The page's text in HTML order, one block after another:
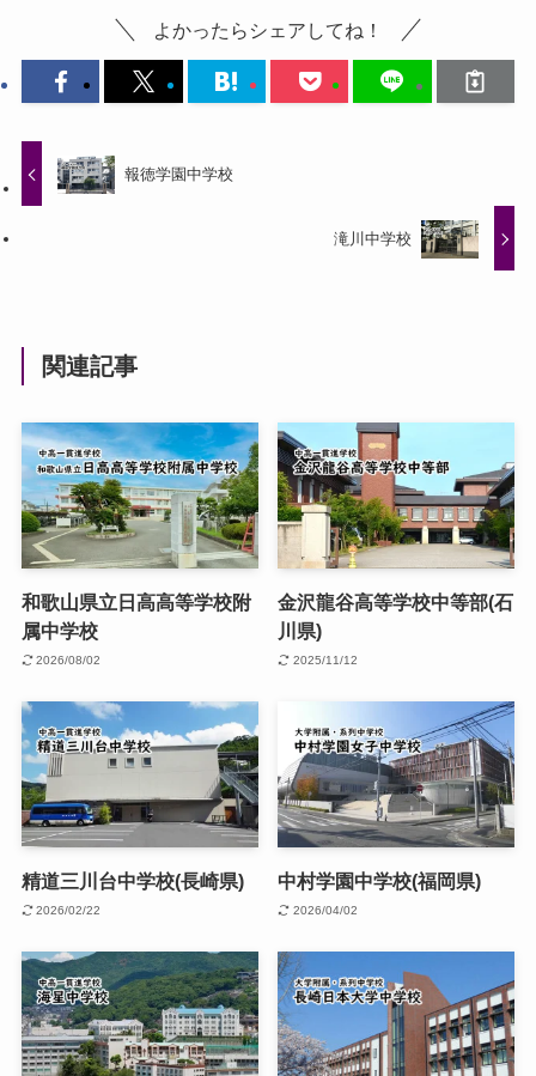
よかったらシェアしてね！
報徳学園中学校
滝川中学校
関連記事
和歌山県立日高高等学校附
属中学校
2026/08/02
金沢龍谷高等学校中等部(石
川県)
2025/11/12
精道三川台中学校(長崎県)
2026/02/22
中村学園中学校(福岡県)
2026/04/02